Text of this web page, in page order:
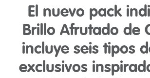
El nuevo pack
Brillo Afrutado de
incluye seis tipos
exclusivos